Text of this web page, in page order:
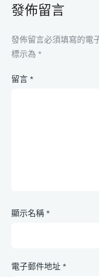
覽
發佈留言
發佈留言必須填寫的電
標示為*
留言*
顯示名稱*
電子郵件地址*